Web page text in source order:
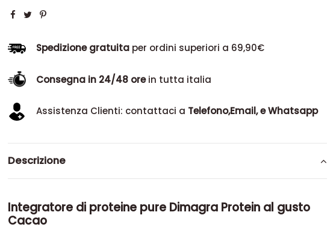
Spedizione gratuitaper ordini superiori a 69,90€
Consegna in 24/48 orein tutta italia
Assistenza Clienti: contattaci a Telefono,Email, e Whatsapp
Descrizione
Integratore di proteine pure Dimagra Protein al gusto
Cacao